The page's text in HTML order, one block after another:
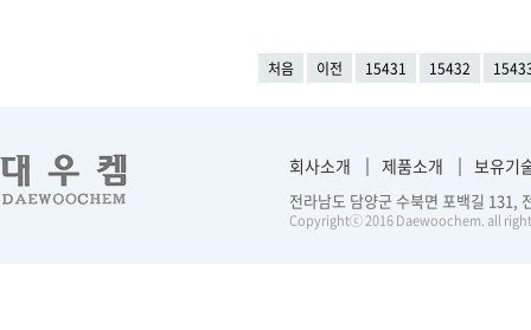
처음 이전 15431 15432
회사소개 제품소개 보유기
전라남도 담양군 수북면 포백길
Copyrightⓒ 2016 Daewoochem. all